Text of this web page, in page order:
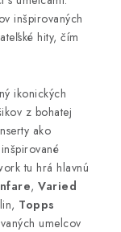
formulára
inšpirovaných
hity, čím
ikonických
z bohatej
ako
tu hrá hlavnú
, Varied
Topps
umelcov